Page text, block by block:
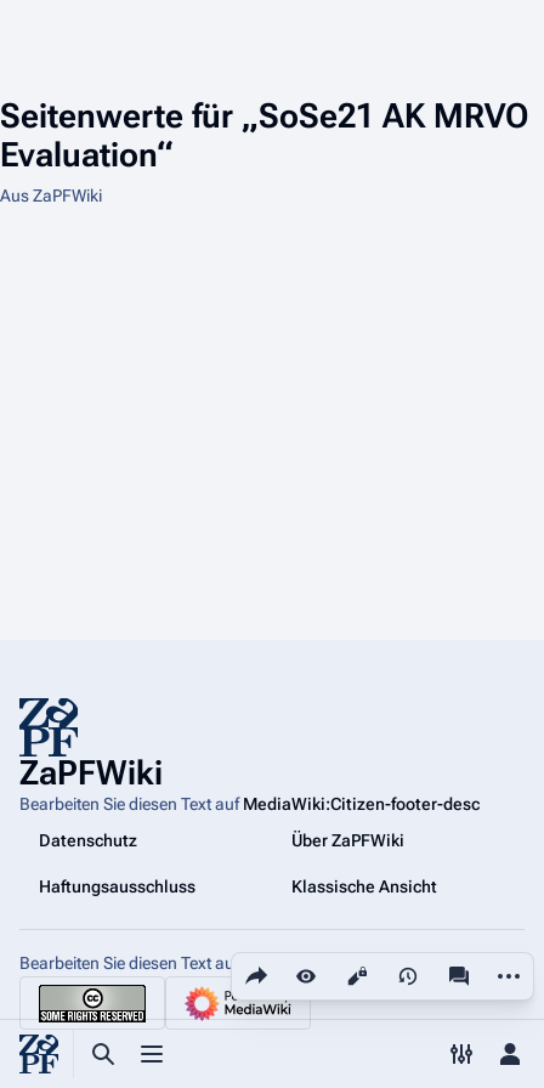
Suche aufrufen
Menü aufrufen Toggle
Seitenwerte für „SoSe21 AK MRVO
Evaluation“
Aus ZaPFWiki
Diese Seite teilen
Ansichten
ZaPFWiki
Bearbeiten Sie diesen Text aufMediaWiki:Citizen-footer-desc
Datenschutz
Über ZaPFWiki
Haftungsausschluss Klassische Ansicht
Bearbeiten Sie diesen Text auf MediaWiki:Citizen-footer-tagline